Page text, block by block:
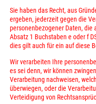
Sie haben das Recht, aus
ergeben, jederzeit gegen die
personenbezogener Daten,
Absatz 1 Buchstaben e oder f
dies gilt auch für ein auf diese
Wir verarbeiten Ihre
es sei denn, wir können
Verarbeitung nachweisen,
überwiegen, oder die
Verteidigung von